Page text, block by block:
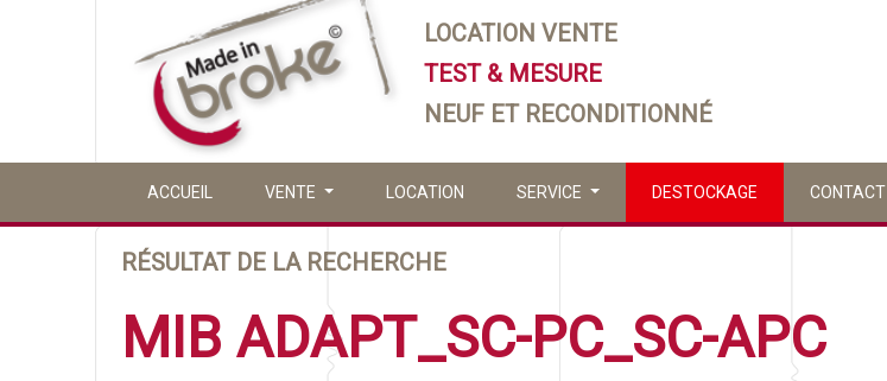
LOCATION VENTE
TEST & MESURE
NEUF ET RECONDITIONNÉ
ACCUEIL VENTE LOCATION SERVICE DESTOCKAGE CONTACT
RÉSULTAT DE LA RECHERCHE
MIB ADAPT_SC-PC_SC-APC